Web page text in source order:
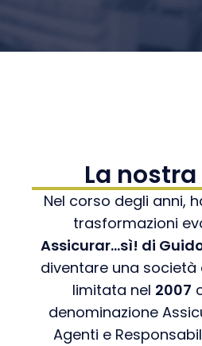
La
Nel corso degli anni,
trasformazioni
Assicurar…sì! di
diventare una
limitata nel 2007
denominazione
Agenti e